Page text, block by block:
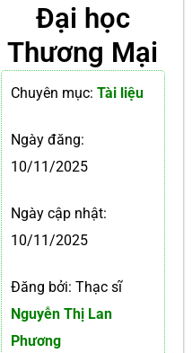
Đại học
Thương Mại
Chuyên mục: Tài liệu
Ngày đăng:
10/11/2025
Ngày cập nhật:
10/11/2025
Đăng bởi: Thạc sĩ
Nguyễn Thị Lan
Phương